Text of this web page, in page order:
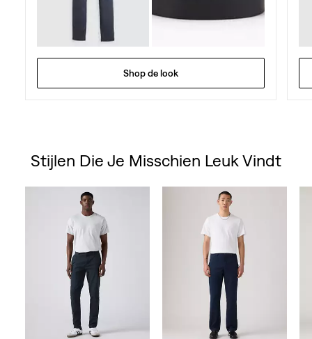
Shop de look
Stijlen Die Je Misschien Leuk Vindt